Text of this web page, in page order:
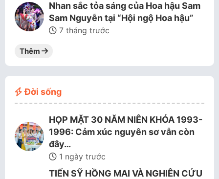
Nhan sắc tỏa sáng của Hoa hậu Sam
Sam Nguyễn tại “Hội ngộ Hoa hậu”
7 tháng trước
Thêm
Đời sống
HỌP MẶT 30 NĂM NIÊN KHÓA 1993-
1996: Cảm xúc nguyên sơ vẫn còn
đây…
1 ngày trước
TIẾN SỸ HỒNG MAI VÀ NGHIÊN CỨU